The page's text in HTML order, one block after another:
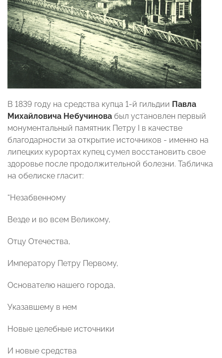
В 1839 году на средства купца 1-й гильдии Павла
Михайловича Небучинова был установлен первый
монументальный памятник Петру I в качестве
благодарности за открытие источников - именно на
липецких курортах купец сумел восстановить свое
здоровье после продолжительной болезни. Табличка
на обелиске гласит:
“Незабвенному
Везде и во всем Великому,
Отцу Отечества,
Императору Петру Первому,
Основателю нашего города,
Указавшему в нем
Новые целебные источники
И новые средства